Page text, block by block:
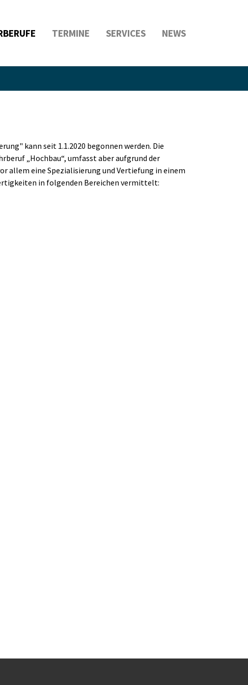
TERMINE SERVICES NEWS
kann seit 1.1.2020 begonnen werden. Die
„Hochbau“, umfasst aber aufgrund der
allem eine Spezialisierung und Vertiefung in einem
in folgenden Bereichen vermittelt: